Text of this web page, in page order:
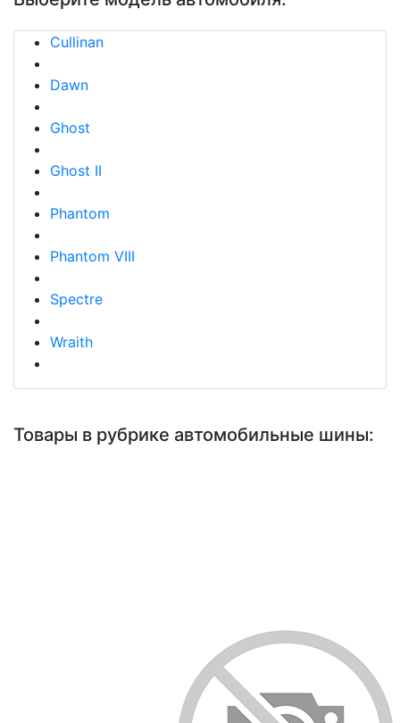
Cullinan
Dawn
Ghost
Ghost II
Phantom
Phantom VIII
Spectre
Wraith
Товары в рубрике автомобильные шины: